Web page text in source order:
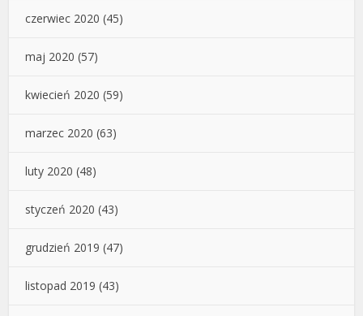
czerwiec 2020 (45)
maj 2020 (57)
kwiecień 2020 (59)
marzec 2020 (63)
luty 2020 (48)
styczeń 2020 (43)
grudzień 2019 (47)
listopad 2019 (43)